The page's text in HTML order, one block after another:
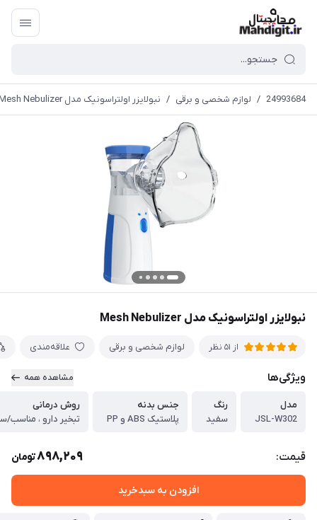
24993684
/ لوازم شخصی و برقی / نبولایزر اولتراسونیک مدل Mesh Nebulizer
نبولایزر اولتراسونیک مدل Mesh Nebulizer
از 51 نظر لوازم شخصی و برقی علاقه‌مندی
ویژگی‌ها مشاهده همه
مدل
JSL-W302
رنگ
سفید
جنس بدنه
پلاستیک ABS و PP
روش درمانی
قیمت: 898,209تومان
افزودن به سبدخرید